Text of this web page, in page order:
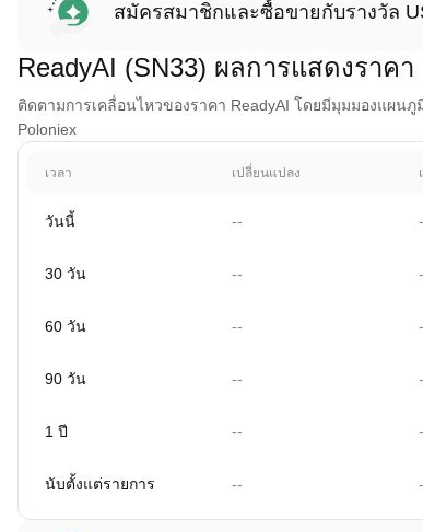
สมัครสมาชิกและซื้อขายกับรางวัล
ReadyAI (SN33) ผลการแสดงราคา
ติดตามการเคลื่อนไหวของราคา ReadyAI โดยมีมุมมองแผน
Poloniex
เวลา เปลี่ยนแปลง
วันนี้ --
30 วัน --
60 วัน --
90 วัน --
1 ปี --
นับตั้งแต่รายการ --